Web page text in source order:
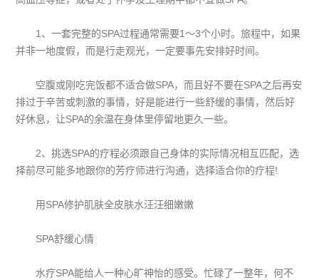
1、一套完整的SPA过程通常需要1～3个小时。旅程中，如果
并非一地度假，而是行走观光，一定要事先安排好时间。
空腹或刚吃完饭都不适合做SPA，而且好不要在SPA之后再安
排过于辛苦或刺激的事情，好是能进行一些舒缓的事情，然后好
好休息，让SPA的余温在身体里停留地更久一些。
2、挑选SPA的疗程必须跟自己身体的实际情况相互匹配，选
择前尽可能多地跟你的芳疗师进行沟通，选择适合你的疗程!
用SPA修护肌肤全皮肤水汪汪细嫩嫩
SPA舒缓心情
水疗SPA能给人一种心旷神怡的感受。忙碌了一整年，何不